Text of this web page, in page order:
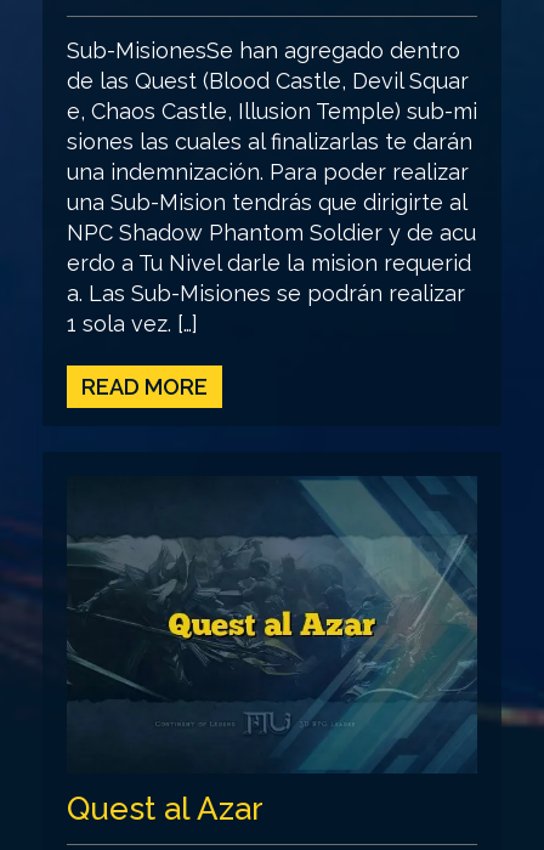
Sub-MisionesSe han agregado dentro
de las Quest (Blood Castle, Devil Squar
e, Chaos Castle, Illusion Temple) sub-mi
siones las cuales al finalizarlas te darán
una indemnización. Para poder realizar
una Sub-Mision tendrás que dirigirte al
NPC Shadow Phantom Soldier y de acu
erdo a Tu Nivel darle la mision requerid
a. Las Sub-Misiones se podrán realizar
1 sola vez. […]
READ MORE
Quest al Azar